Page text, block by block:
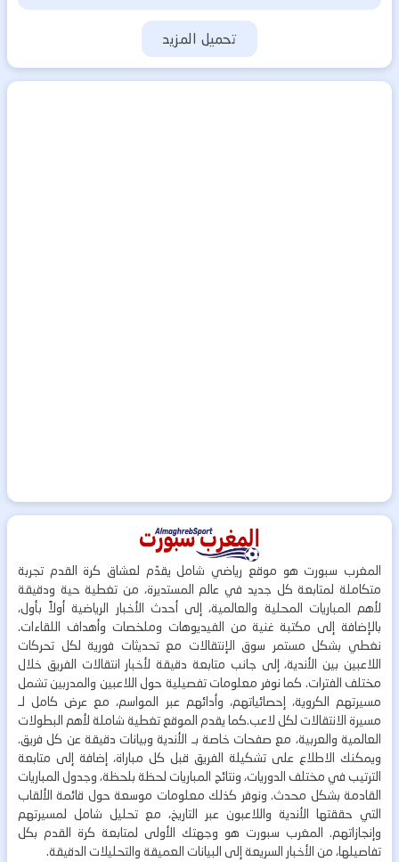
تحميل المزيد
المغرب سبورت هو موقع رياضي شامل يقدّم لعشاق كرة القدم تجربة
متكاملة لمتابعة كل جديد في عالم المستديرة، من تغطية حية ودقيقة
لأهم المباريات المحلية والعالمية، إلى أحدث الأخبار الرياضية أولاً بأول،
بالإضافة إلى مكتبة غنية من الفيديوهات وملخصات وأهداف اللقاءات.
نغطي بشكل مستمر سوق الإنتقالات مع تحديثات فورية لكل تحركات
اللاعبين بين الأندية، إلى جانب متابعة دقيقة لأخبار انتقالات الفريق خلال
مختلف الفترات. كما نوفر معلومات تفصيلية حول اللاعبين والمدربين تشمل
مسيرتهم الكروية، إحصائياتهم، وأدائهم عبر المواسم، مع عرض كامل لـ
مسيرة الانتقالات لكل لاعب.كما يقدم الموقع تغطية شاملة لأهم البطولات
العالمية والعربية، مع صفحات خاصة بـ الأندية وبيانات دقيقة عن كل فريق.
ويمكنك الاطلاع على تشكيلة الفريق قبل كل مباراة، إضافة إلى متابعة
الترتيب في مختلف الدوريات، ونتائج المباريات لحظة بلحظة، وجدول المباريات
القادمة بشكل محدث. ونوفر كذلك معلومات موسعة حول قائمة الألقاب
التي حققتها الأندية واللاعبون عبر التاريخ، مع تحليل شامل لمسيرتهم
وإنجازاتهم. المغرب سبورت هو وجهتك الأولى لمتابعة كرة القدم بكل
تفاصيلها، من الأخبار السريعة إلى البيانات العميقة والتحليلات الدقيقة.